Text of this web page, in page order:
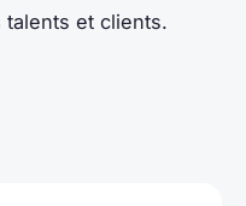
et clients.